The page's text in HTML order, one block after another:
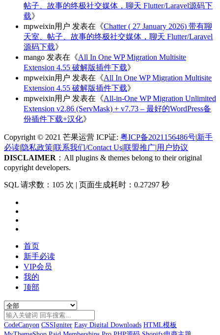
帖子、故事的终极社交媒体，聊天 Flutter/Laravel源码下
载》
mpweixin用户 发表在《Chatter ( 27 January 2026) 带有聊
天室、帖子、故事的终极社交媒体，聊天 Flutter/Laravel
源码下载》
mango 发表在《All In One WP Migration Multisite
Extension 4.55 破解版插件下载》
mpweixin用户 发表在《All In One WP Migration Multisite
Extension 4.55 破解版插件下载》
mpweixin用户 发表在《All-in-One WP Migration Unlimited
Extension v2.86 (ServMask) + v7.73 – 最好的WordPress备
份插件下载+汉化》
Copyright © 2021 芒果运营 ICP证: 粤ICP备2021156486号|新手
必读|隐私政策|联系我们/Contact Us|联盟推广|用户协议
DISCLAIMER ：All plugins & themes belong to their original
copyright developers.
SQL 请求数：105 次 | 页面生成耗时：0.27297 秒
首页
新手必读
VIP会员
我的
顶部
CodeCanyon CSSIgniter Easy Digital Downloads HTML模板